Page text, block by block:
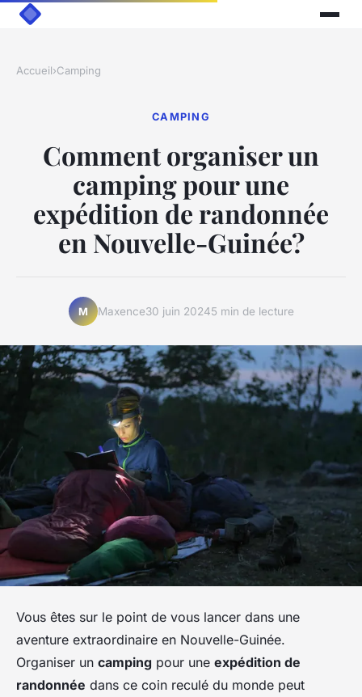
Accueil›Camping
CAMPING
Comment organiser un
camping pour une
expédition de randonnée
en Nouvelle-Guinée?
M Maxence30 juin 20245 min de lecture
Vous êtes sur le point de vous lancer dans une
aventure extraordinaire en Nouvelle-Guinée.
Organiser un camping pour une expédition de
randonnée dans ce coin reculé du monde peut